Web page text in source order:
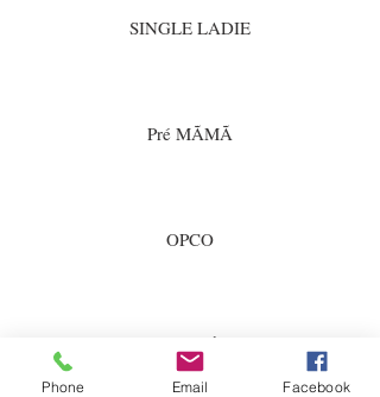
SINGLE LADIE
Pré MÃMÃ
OPCO
ANIVERSÁRIO
Phone Email Facebook